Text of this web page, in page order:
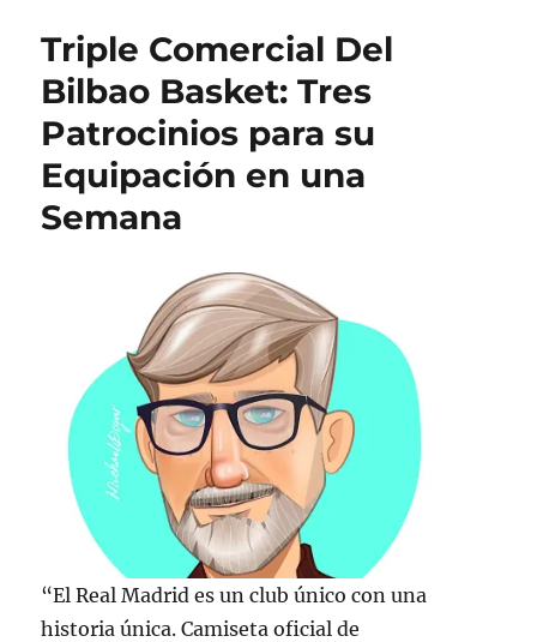
Triple Comercial Del
Bilbao Basket: Tres
Patrocinios para su
Equipación en una
Semana
“El Real Madrid es un club único con una
historia única. Camiseta oficial de